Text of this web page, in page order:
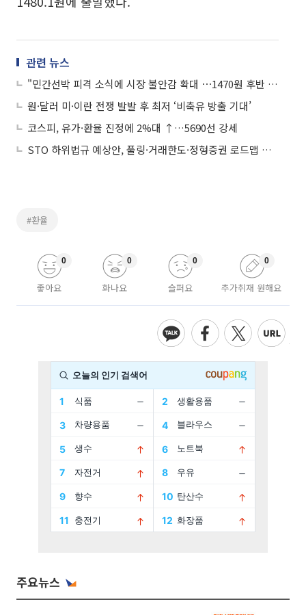
관련 뉴스
"민간선박 피격 소식에 시장 불안감 확대 ⋯1470원 후반 등락"
원·달러 미·이란 전쟁 발발 후 최저 ‘비축유 방출 기대’
코스피, 유가·환율 진정에 2%대 ↑…5690선 강세
STO 하위법규 예상안, 풀링·거래한도·정형증권 로드맵 제시
#환율
좋아요
0
화나요
0
슬퍼요
0
추가취재 원해요
0
주요뉴스